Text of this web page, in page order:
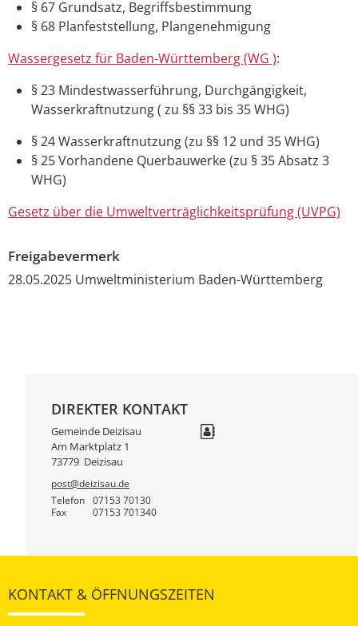
§ 67 Grundsatz, Begriffsbestimmung
§ 68 Planfeststellung, Plangenehmigung
Wassergesetz für Baden-Württemberg (WG ):
§ 23 Mindestwasserführung, Durchgängigkeit,
Wasserkraftnutzung ( zu §§ 33 bis 35 WHG)
§ 24 Wasserkraftnutzung (zu §§ 12 und 35 WHG)
§ 25 Vorhandene Querbauwerke (zu § 35 Absatz 3
WHG)
Gesetz über die Umweltverträglichkeitsprüfung (UVPG)
Freigabevermerk
28.05.2025 Umweltministerium Baden-Württemberg
DIREKTER KONTAKT
Gemeinde Deizisau
Am Marktplatz 1
73779 Deizisau
post@deizisau.de
Telefon
07153 70130
Fax 07153 701340
KONTAKT & ÖFFNUNGSZEITEN